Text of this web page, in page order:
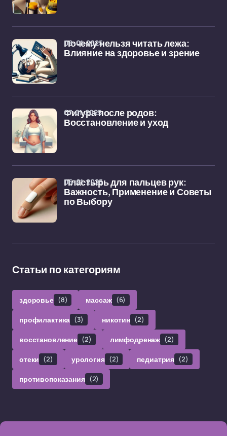
Почему нельзя читать лежа:
Влияние на здоровье и зрение
08-01-2025
Фигура после родов:
Восстановление и уход
07-01-2025
Пластырь для пальцев рук:
Важность, Применение и Советы
по Выбору
06-01-2025
Статьи по категориям
здоровье (8) массаж (6)
профилактика (3) никотин (2)
восстановление (2) лимфодренаж (2)
отеки (2) урология (2) педиатрия (2)
противопоказания (2)